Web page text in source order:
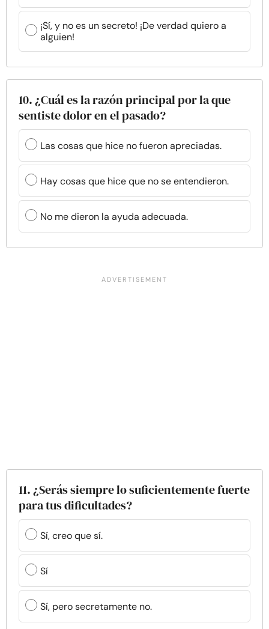
¡Sí, y no es un secreto! ¡De verdad quiero a
alguien!
10. ¿Cuál es la razón principal por la que
sentiste dolor en el pasado?
Las cosas que hice no fueron apreciadas.
Hay cosas que hice que no se entendieron.
No me dieron la ayuda adecuada.
11. ¿Serás siempre lo suficientemente fuerte
para tus dificultades?
Sí, creo que sí.
Sí
Sí, pero secretamente no.